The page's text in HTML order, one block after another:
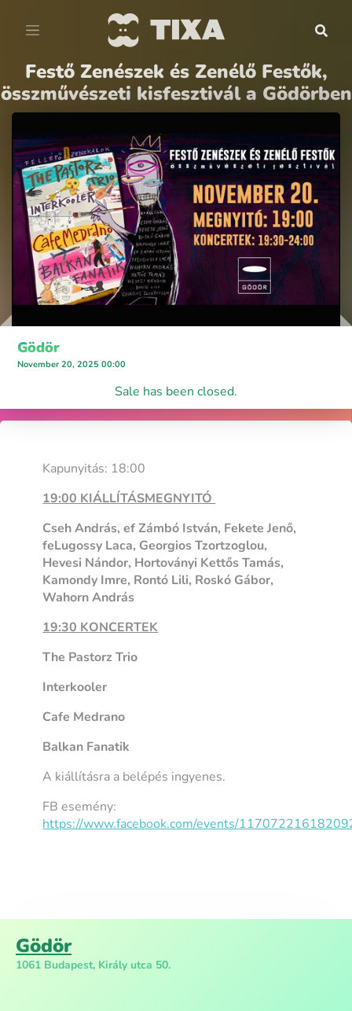
Festő Zenészek és Zenélő Festők,
összművészeti kisfesztivál a Gödörben
Gödör
November 20, 2025 00:00
Sale has been closed.
Kapunyitás: 18:00
19:00 KIÁLLÍTÁSMEGNYITÓ
Cseh András, ef Zámbó István, Fekete Jenő,
feLugossy Laca, Georgios Tzortzoglou,
Hevesi Nándor, Hortoványi Kettős Tamás,
Kamondy Imre, Rontó Lili, Roskó Gábor,
Wahorn András
19:30 KONCERTEK
The Pastorz Trio
Interkooler
Cafe Medrano
Balkan Fanatik
A kiállításra a belépés ingyenes.
FB esemény:
https://www.facebook.com/events/
Gödör
1061 Budapest, Király utca 50.